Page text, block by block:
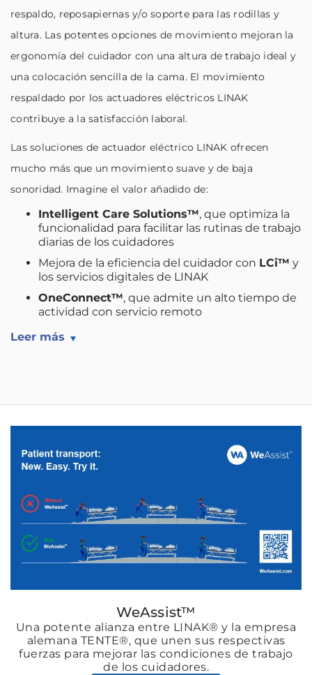
respaldo, reposapiernas y/o soporte para las rodillas y
altura. Las potentes opciones de movimiento mejoran la
ergonomía del cuidador con una altura de trabajo ideal y
una colocación sencilla de la cama. El movimiento
respaldado por los actuadores eléctricos LINAK
contribuye a la satisfacción laboral.
Las soluciones de actuador eléctrico LINAK ofrecen
mucho más que un movimiento suave y de baja
sonoridad. Imagine el valor añadido de:
Intelligent Care Solutions™, que optimiza la
funcionalidad para facilitar las rutinas de trabajo
diarias de los cuidadores
Mejora de la eficiencia del cuidador con LCi™ y
los servicios digitales de LINAK
OneConnect™, que admite un alto tiempo de
actividad con servicio remoto
Leer más
WeAssist™
Una potente alianza entre LINAK® y la empresa
alemana TENTE®, que unen sus respectivas
fuerzas para mejorar las condiciones de trabajo
de los cuidadores.